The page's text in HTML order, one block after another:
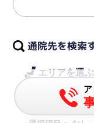
通院先を検索
エリアを選ぶ
都道府県を選択